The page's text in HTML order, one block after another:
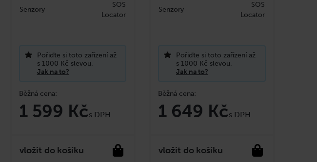
1 599 Kč
do košíku
Senzory
SOS
Locator
Pořiďte si toto zařízení až
s 1000 Kč slevou.
Jak na to?
1 649 Kč
do košíku
Senzory
SOS
Locator
Pořiďte si toto zařízení až
s 1000 Kč slevou.
Jak na to?